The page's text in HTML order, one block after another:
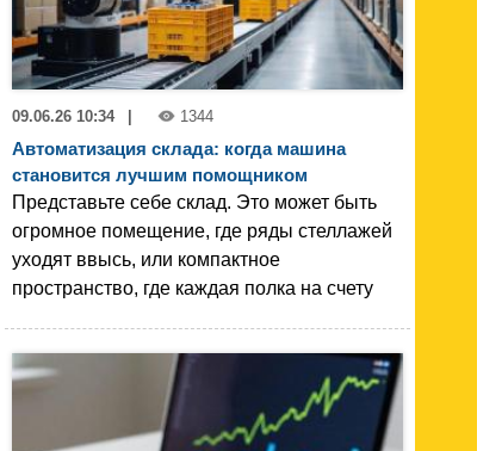
09.06.26 10:34 | 1344
Автоматизация склада: когда машина
становится лучшим помощником
Представьте себе склад. Это может быть
огромное помещение, где ряды стеллажей
уходят ввысь, или компактное
пространство, где каждая полка на счету